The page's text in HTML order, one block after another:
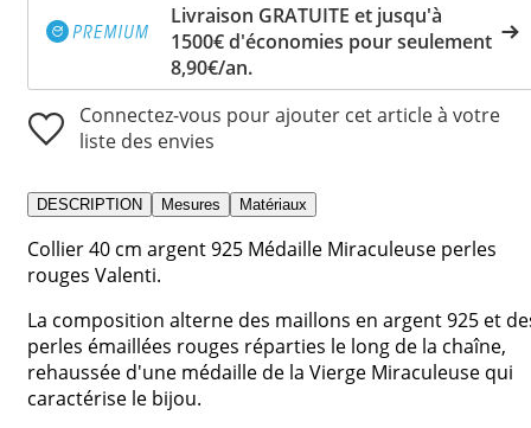
Livraison GRATUITE et jusqu'à
1500€ d'économies pour seulement
8,90€/an.
Connectez-vous pour ajouter cet article à votre
liste des envies
DESCRIPTION Mesures Matériaux
Collier 40 cm argent 925 Médaille Miraculeuse perles
rouges Valenti.
La composition alterne des maillons en argent 925 et
perles émaillées rouges réparties le long de la chaîne,
rehaussée d'une médaille de la Vierge Miraculeuse qui
caractérise le bijou.